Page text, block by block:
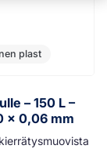
plast
– 150 L –
x 0,06 mm